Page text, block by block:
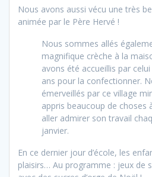
Nous avons aussi vécu une très
animée par le Père Hervé !
Nous sommes allés
magnifique crèche à la
avons été accueillis par
ans pour la confectionner.
émerveillés par ce village
appris beaucoup de choses
aller admirer son travail
janvier.
En ce dernier jour d’école, les
plaisirs… Au programme : jeux de